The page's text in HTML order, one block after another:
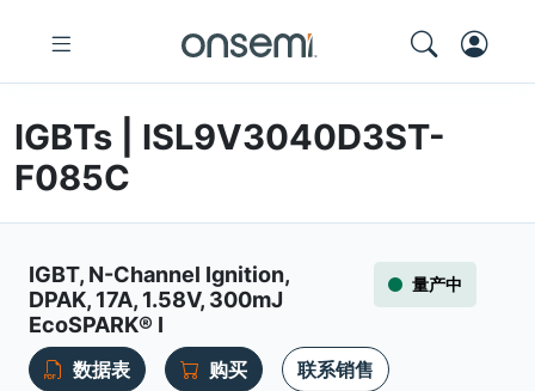
IGBTs | ISL9V3040D3ST-
F085C
IGBT, N-Channel Ignition,
DPAK, 17A, 1.58V, 300mJ
EcoSPARK® I
量产中
数据表 购买 联系销售